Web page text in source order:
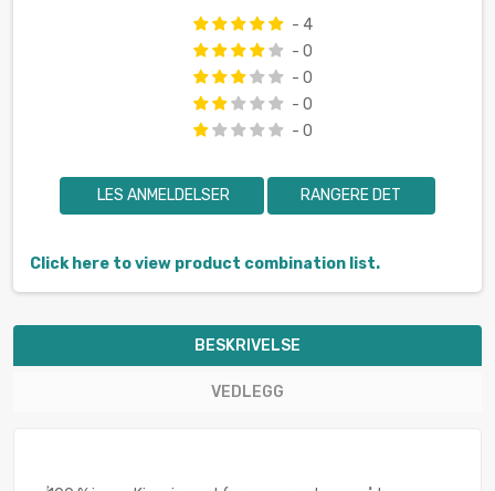
- 4
- 0
- 0
- 0
- 0
LES ANMELDELSER RANGERE DET
Click here to view product combination list.
BESKRIVELSE
VEDLEGG